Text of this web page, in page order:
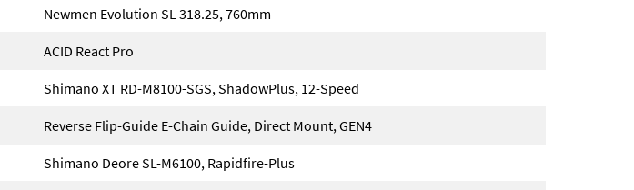
Newmen Evolution SL 318.25, 760mm
ACID React Pro
Shimano XT RD-M8100-SGS, ShadowPlus, 12-Speed
Reverse Flip-Guide E-Chain Guide, Direct Mount, GEN4
Shimano Deore SL-M6100, Rapidfire-Plus